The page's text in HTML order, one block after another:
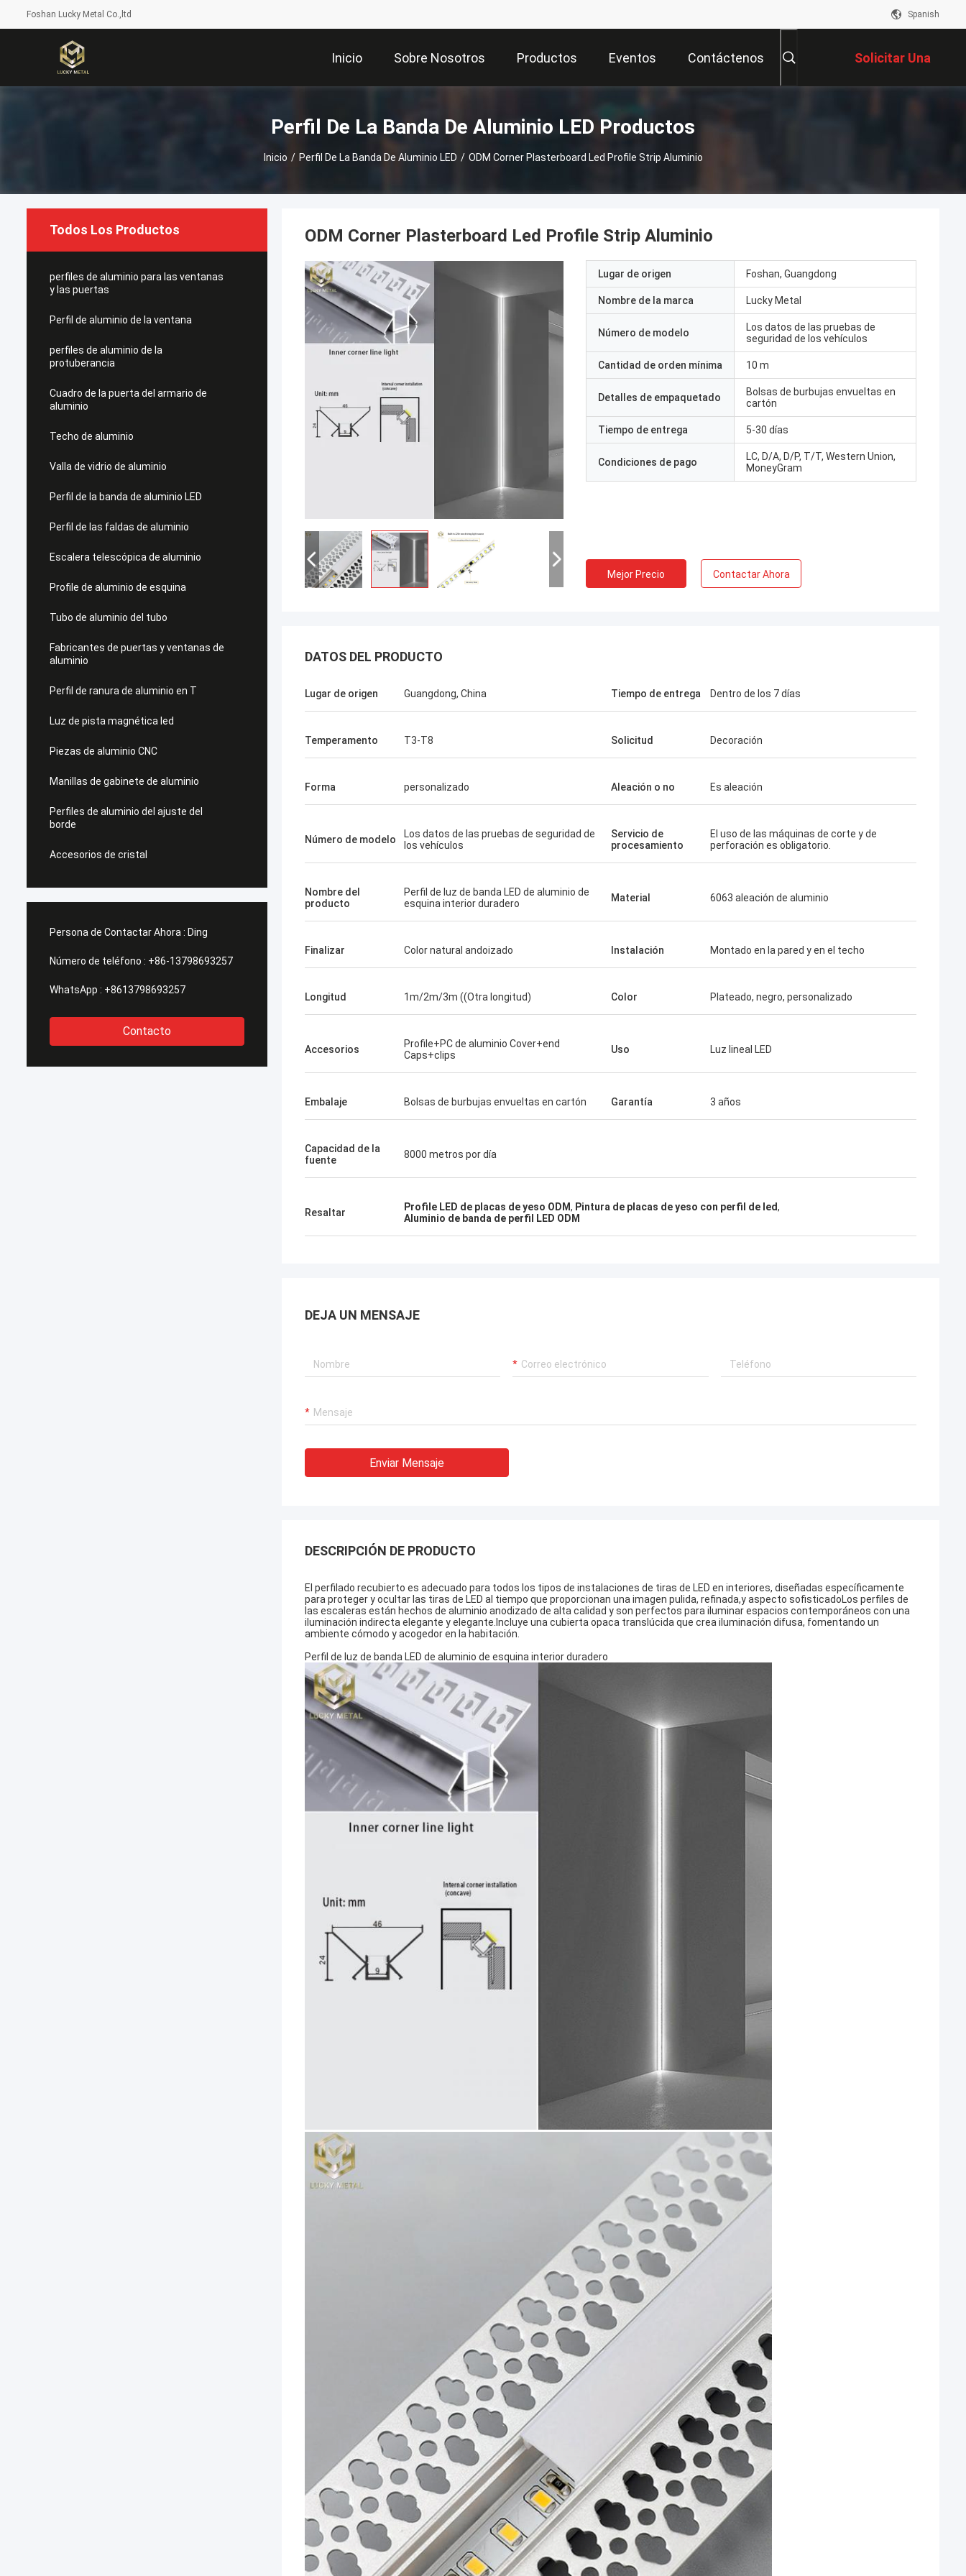
Foshan Lucky Metal Co.,ltd Spanish
Inicio Sobre Nosotros Productos Eventos Contáctenos Solicitar Una
Cotización
Perfil De La Banda De Aluminio LED Productos
Inicio / Perfil De La Banda De Aluminio LED / ODM Corner Plasterboard Led Profile Strip Aluminio
Todos Los Productos
perfiles de aluminio para las ventanas
y las puertas
Perfil de aluminio de la ventana
perfiles de aluminio de la
protuberancia
Cuadro de la puerta del armario de
aluminio
Techo de aluminio
Valla de vidrio de aluminio
Perfil de la banda de aluminio LED
Perfil de las faldas de aluminio
Escalera telescópica de aluminio
Profile de aluminio de esquina
Tubo de aluminio del tubo
Fabricantes de puertas y ventanas de
aluminio
Perfil de ranura de aluminio en T
Luz de pista magnética led
Piezas de aluminio CNC
Manillas de gabinete de aluminio
Perfiles de aluminio del ajuste del
borde
Accesorios de cristal
Persona de Contactar Ahora : Ding
Número de teléfono : +86-13798693257
WhatsApp : +8613798693257
Contacto
ODM Corner Plasterboard Led Profile Strip Aluminio
Lugar de origen Foshan, Guangdong
Nombre de la marca Lucky Metal
Número de modelo
Los datos de las pruebas de
seguridad de los vehículos
Cantidad de orden mínima 10 m
Detalles de empaquetado
Bolsas de burbujas envueltas en
cartón
Tiempo de entrega 5-30 días
Condiciones de pago
LC, D/A, D/P, T/T, Western Union,
MoneyGram
Mejor Precio Contactar Ahora
DATOS DEL PRODUCTO
Lugar de origen Guangdong, China Tiempo de entrega Dentro de los 7 días
Temperamento T3-T8 Solicitud Decoración
Forma personalizado Aleación o no Es aleación
Número de modelo
Los datos de las pruebas de seguridad de
los vehículos
Servicio de
procesamiento
El uso de las máquinas de corte y de
perforación es obligatorio.
Nombre del
producto
Perfil de luz de banda LED de aluminio de
esquina interior duradero
Material 6063 aleación de aluminio
Finalizar Color natural andoizado Instalación Montado en la pared y en el techo
Longitud 1m/2m/3m ((Otra longitud) Color Plateado, negro, personalizado
Accesorios
Profile+PC de aluminio Cover+end
Caps+clips
Uso Luz lineal LED
Embalaje Bolsas de burbujas envueltas en cartón Garantía 3 años
Capacidad de la
fuente
8000 metros por día
Resaltar Profile LED de placas de yeso ODM, Pintura de placas de yeso con perfil de led,
Aluminio de banda de perfil LED ODM
DEJA UN MENSAJE
Enviar Mensaje
DESCRIPCIÓN DE PRODUCTO
El perfilado recubierto es adecuado para todos los tipos de instalaciones de tiras de LED en interiores, diseñadas específicamente
para proteger y ocultar las tiras de LED al tiempo que proporcionan una imagen pulida, refinada,y aspecto sofisticadoLos perfiles de
las escaleras están hechos de aluminio anodizado de alta calidad y son perfectos para iluminar espacios contemporáneos con una
iluminación indirecta elegante y elegante.Incluye una cubierta opaca translúcida que crea iluminación difusa, fomentando un
ambiente cómodo y acogedor en la habitación.
Perfil de luz de banda LED de aluminio de esquina interior duradero